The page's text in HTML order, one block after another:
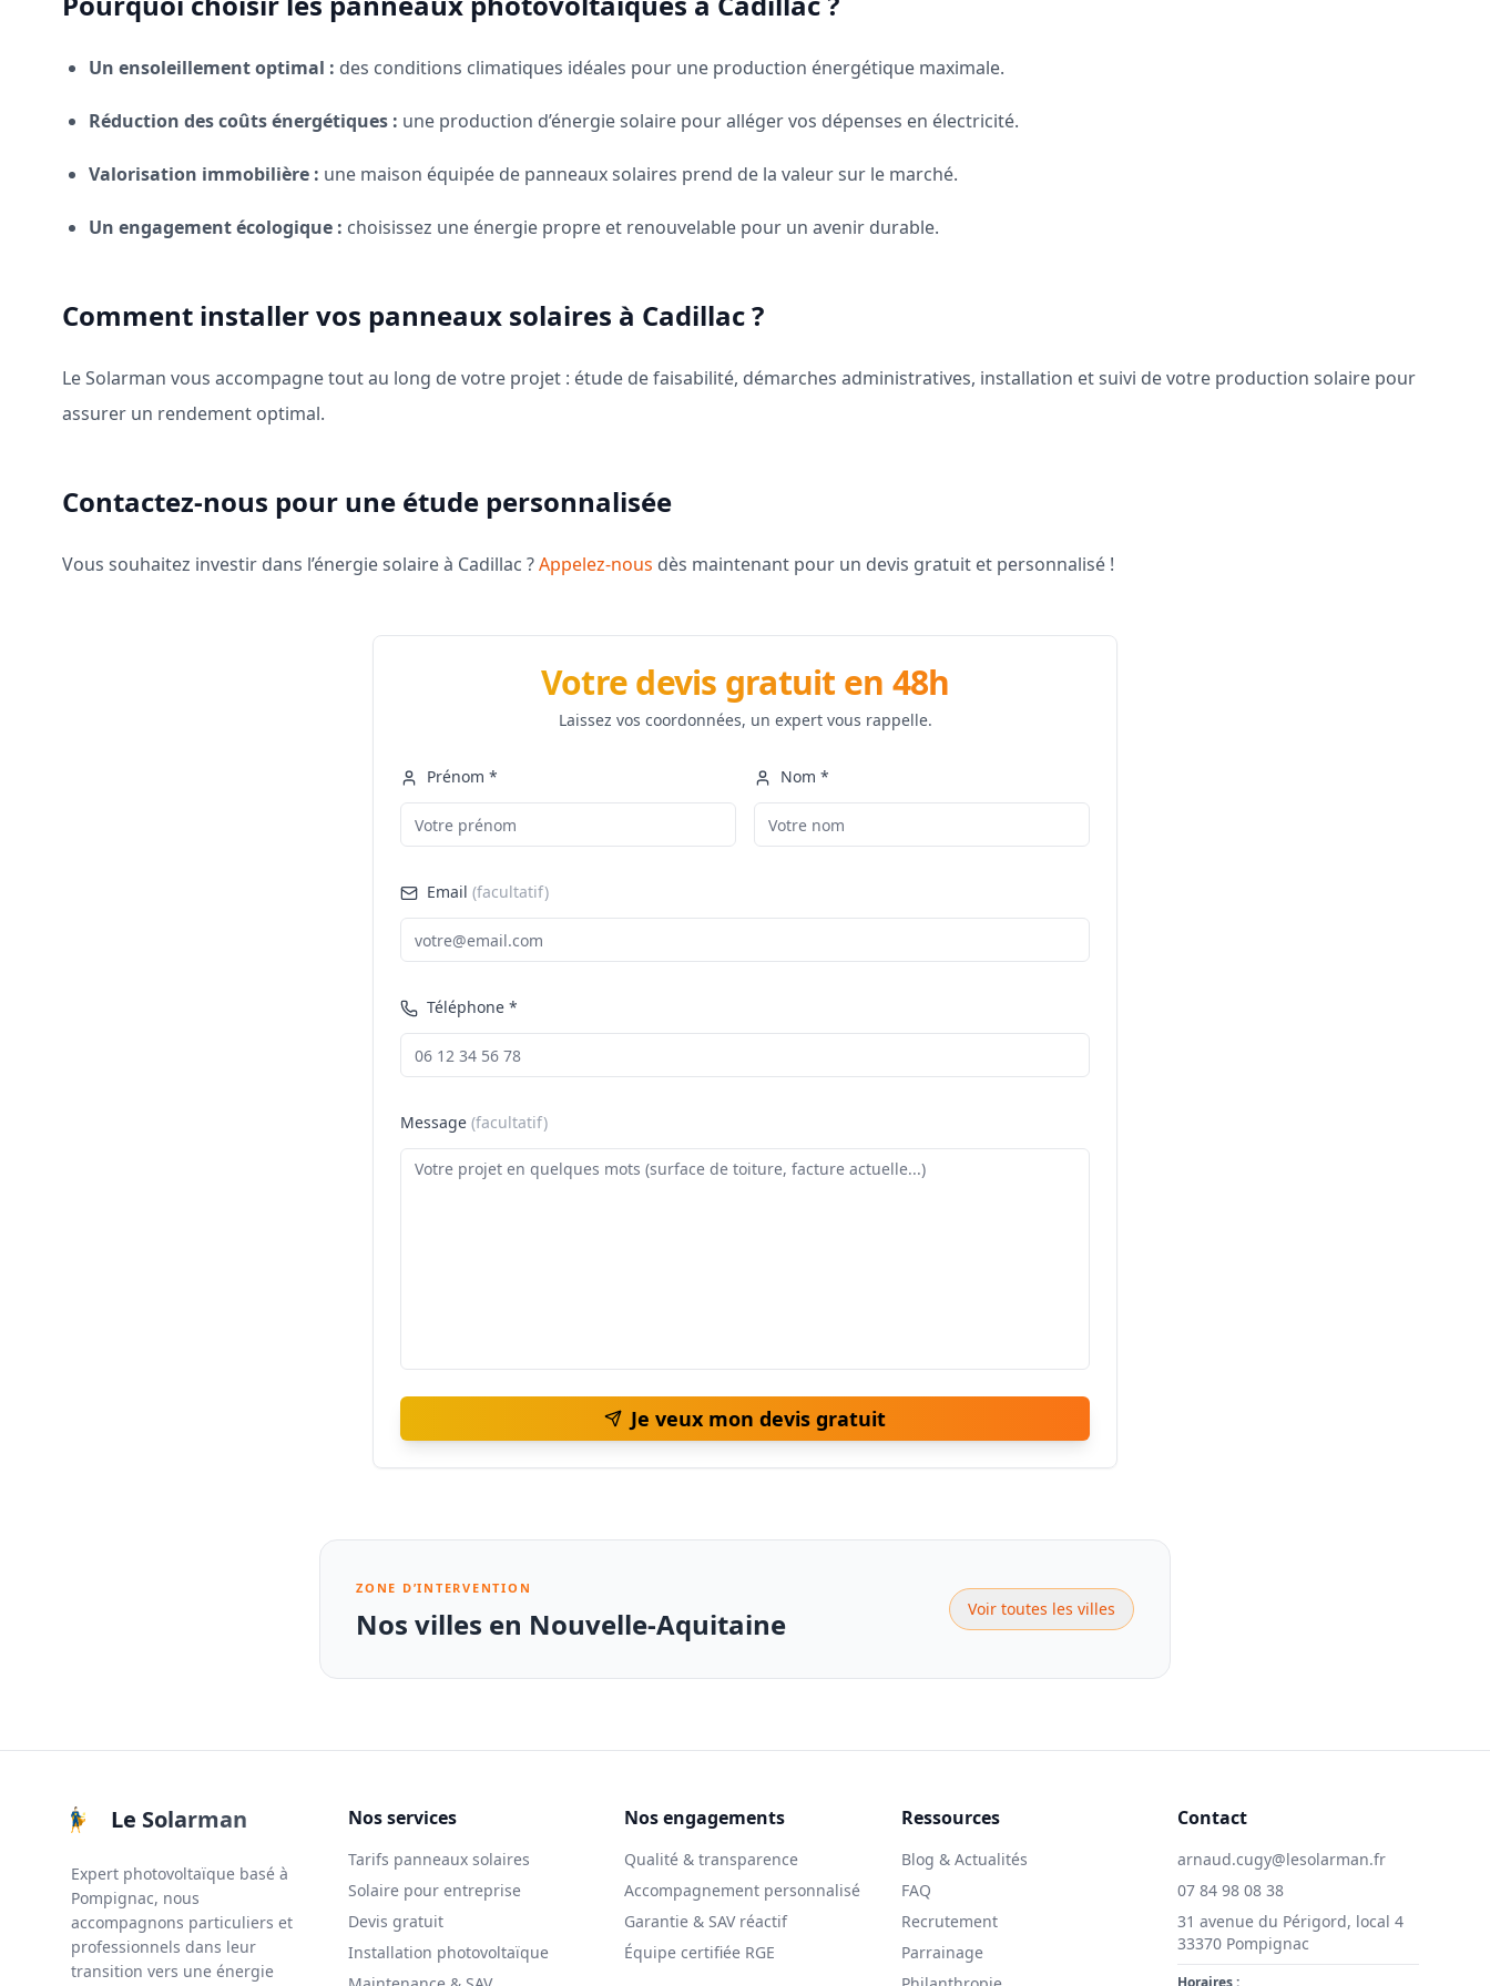
Un ensoleillement optimal : des conditions climatiques idéales pour une production énergétique maximale.
Réduction des coûts énergétiques : une production d’énergie solaire pour alléger vos dépenses en électricité.
Valorisation immobilière : une maison équipée de panneaux solaires prend de la valeur sur le marché.
Un engagement écologique : choisissez une énergie propre et renouvelable pour un avenir durable.
Comment installer vos panneaux solaires à Cadillac ?
Le Solarman vous accompagne tout au long de votre projet : étude de faisabilité, démarches administratives, installation et suivi de votre production solaire pour
assurer un rendement optimal.
Contactez-nous pour une étude personnalisée
Vous souhaitez investir dans l’énergie solaire à Cadillac ?Appelez-nous dès maintenant pour un devis gratuit et personnalisé !
Votre devis gratuit en 48h
Laissez vos coordonnées, un expert vous rappelle.
Prénom * Nom *
Email (facultatif)
Téléphone *
Message (facultatif)
Je veux mon devis gratuit
ZONE D’INTERVENTION
Nos villes en Nouvelle-Aquitaine Voir toutes les villes
Le Solarman
Expert photovoltaïque basé à
Pompignac, nous
accompagnons particuliers et
professionnels dans leur
transition vers une énergie
Nos services
Tarifs panneaux solaires
Solaire pour entreprise
Devis gratuit
Installation photovoltaïque
Nos engagements
Qualité & transparence
Accompagnement personnalisé
Garantie & SAV réactif
Équipe certifiée RGE
Ressources
Blog & Actualités
FAQ
Recrutement
Parrainage
Contact
arnaud.cugy@lesolarman.fr
07 84 98 08 38
31 avenue du Périgord, local 4
33370 Pompignac
Horaires :